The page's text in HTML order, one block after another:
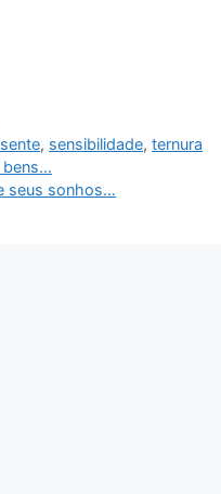
, sensibilidade,ternura
bens…
seus sonhos…